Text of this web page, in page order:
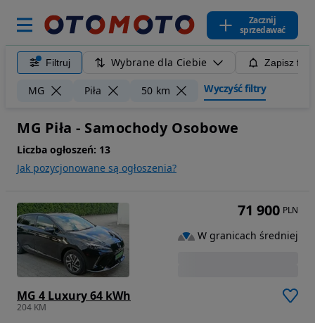
Zacznij
sprzedawać
Filtruj Wybrane dla Ciebie Zapisz
MG Piła 50 km Wyczyść filtry
MG Piła - Samochody Osobowe
Liczba ogłoszeń: 13
Jak pozycjonowane są ogłoszenia?
MG 4 Luxury 64 kWh
204 KM
71 900 PLN
W granicach średniej